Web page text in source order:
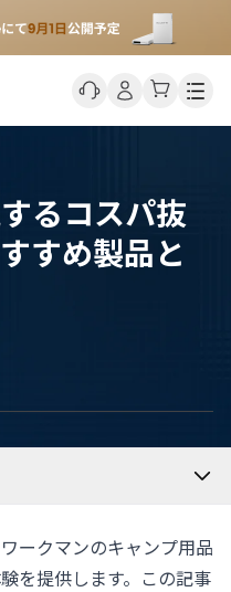
るコスパ抜
すめ製品と
ークマンのキャンプ用品
を提供します。この記事